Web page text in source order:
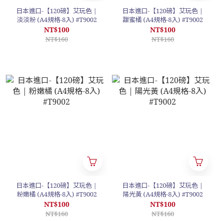
日本進口-【120磅】艾玩色 |
淡淡粉 (A4規格-8入) #T9002
NT$100
NT$160
日本進口-【120磅】艾玩色 |
甜蜜橘 (A4規格-8入) #T9002
NT$100
NT$160
日本進口-【120磅】艾玩色 |
粉嫩橘 (A4規格-8入) #T9002
NT$100
NT$160
日本進口-【120磅】艾玩色 |
陽光黃 (A4規格-8入) #T9002
NT$100
NT$160